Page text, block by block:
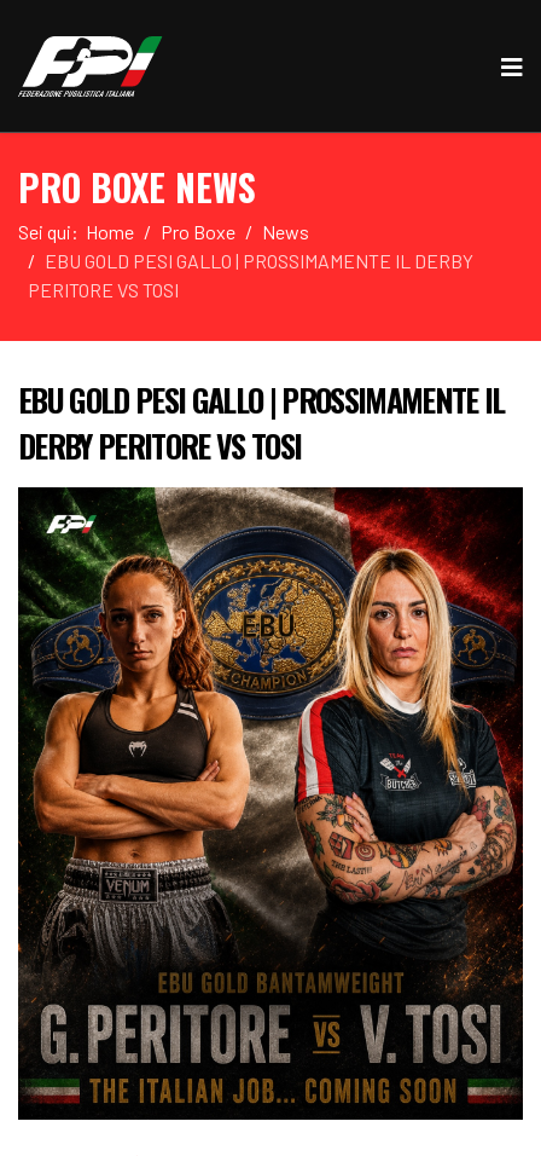
PRO BOXE NEWS
Sei qui: Home Pro Boxe
News
EBU GOLD PESI GALLO | PROSSIMAMENTE IL DERBY
PERITORE VS TOSI
EBU GOLD PESI GALLO | PROSSIMAMENTE IL
DERBY PERITORE VS TOSI